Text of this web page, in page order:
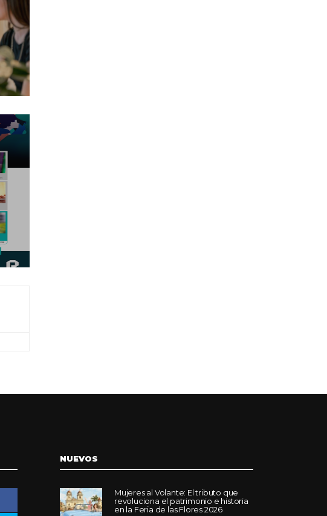
NUEVOS
Mujeres al Volante: El tributo que
revoluciona el patrimonio e historia
en la Feria de las Flores 2026